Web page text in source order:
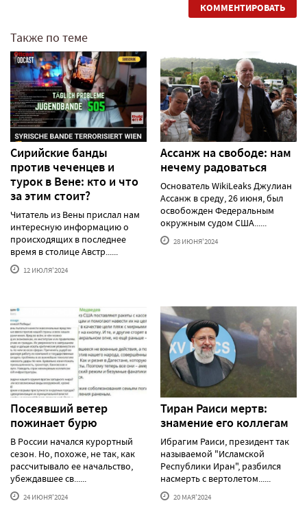
КОММЕНТИРОВАТЬ
Также по теме
Сирийские банды
против чеченцев и
турок в Вене: кто и что
за этим стоит?
Читатель из Вены прислал нам
интересную информацию о
происходящих в последнее
время в столице Австр......
12 ИЮЛЯ'2024
Ассанж на свободе: нам
нечему радоваться
Основатель WikiLeaks Джулиан
Ассанж в среду, 26 июня, был
освобожден Федеральным
окружным судом США......
28 ИЮНЯ'2024
Посеявший ветер
пожинает бурю
В России начался курортный
сезон. Но, похоже, не так, как
рассчитывало ее начальство,
убеждавшее св......
24 ИЮНЯ'2024
Тиран Раиси мертв:
знамение его коллегам
Ибрагим Раиси, президент так
называемой "Исламской
Республики Иран", разбился
насмерть с вертолетом......
20 МАЯ'2024